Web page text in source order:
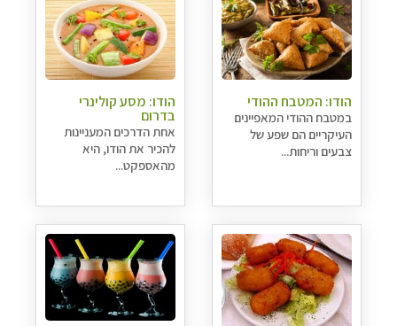
הודו: המטבח ההודי
במטבח ההודי המאפיינים
העיקריים הם שפע של
צבעים וריחות...
הודו: מסע קולינרי
בדרום
אחת הדרכים המעניינות
להכיר את הודו, היא
מהאספקט...